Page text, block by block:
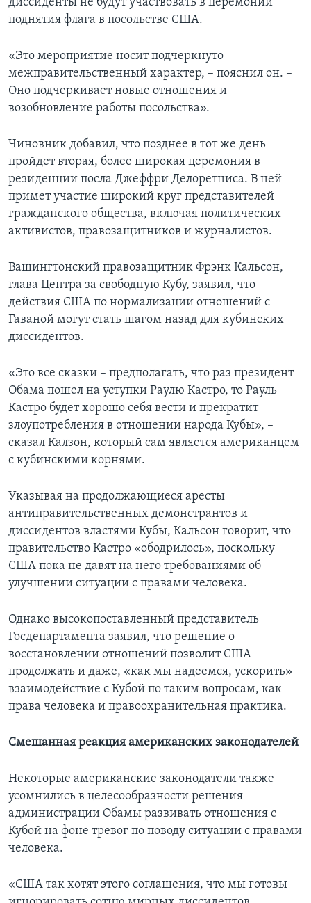
диссиденты не будут участвовать в церемонии
поднятия флага в посольстве США.
«Это мероприятие носит подчеркнуто
межправительственный характер, – пояснил он. –
Оно подчеркивает новые отношения и
возобновление работы посольства».
Чиновник добавил, что позднее в тот же день
пройдет вторая, более широкая церемония в
резиденции посла Джеффри Делоретниса. В ней
примет участие широкий круг представителей
гражданского общества, включая политических
активистов, правозащитников и журналистов.
Вашингтонский правозащитник Фрэнк Кальсон,
глава Центра за свободную Кубу, заявил, что
действия США по нормализации отношений с
Гаваной могут стать шагом назад для кубинских
диссидентов.
«Это все сказки – предполагать, что раз президент
Обама пошел на уступки Раулю Кастро, то Рауль
Кастро будет хорошо себя вести и прекратит
злоупотребления в отношении народа Кубы», –
сказал Калзон, который сам является американцем
с кубинскими корнями.
Указывая на продолжающиеся аресты
антиправительственных демонстрантов и
диссидентов властями Кубы, Кальсон говорит, что
правительство Кастро «ободрилось», поскольку
США пока не давят на него требованиями об
улучшении ситуации с правами человека.
Однако высокопоставленный представитель
Госдепартамента заявил, что решение о
восстановлении отношений позволит США
продолжать и даже, «как мы надеемся, ускорить»
взаимодействие с Кубой по таким вопросам, как
права человека и правоохранительная практика.
Смешанная реакция американских законодателей
Некоторые американские законодатели также
усомнились в целесообразности решения
администрации Обамы развивать отношения с
Кубой на фоне тревог по поводу ситуации с правами
человека.
«США так хотят этого соглашения, что мы готовы